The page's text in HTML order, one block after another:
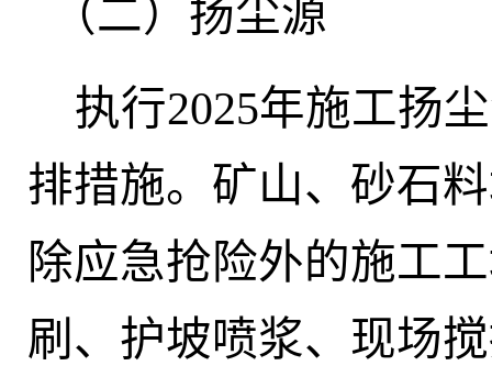
（二） 扬尘源
执行2025年施工扬
排措施。矿山、砂石
除应急抢险外的施工
刷、护坡喷浆、现场